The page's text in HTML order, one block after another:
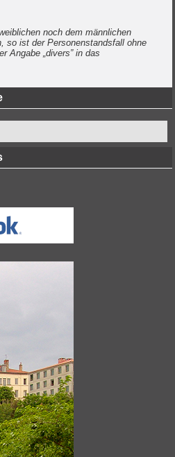
noch dem männlichen
so ist der Personenstandsfall ohne
Angabe „divers” in das